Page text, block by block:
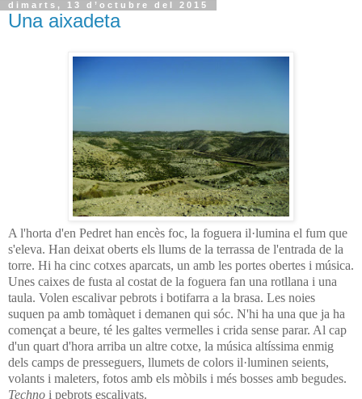
dimarts, 13 d’octubre del 2015
Una aixadeta
A l'horta d'en Pedret han encès foc, la foguera il·lumina el fum que
s'eleva. Han deixat oberts els llums de la terrassa de l'entrada de la
torre. Hi ha cinc cotxes aparcats, un amb les portes obertes i música.
Unes caixes de fusta al costat de la foguera fan una rotllana i una
taula. Volen escalivar pebrots i botifarra a la brasa. Les noies
suquen pa amb tomàquet i demanen qui sóc. N'hi ha una que ja ha
començat a beure, té les galtes vermelles i crida sense parar. Al cap
d'un quart d'hora arriba un altre cotxe, la música altíssima enmig
dels camps de presseguers, llumets de colors il·luminen seients,
volants i maleters, fotos amb els mòbils i més bosses amb begudes.
Techno i pebrots escalivats.